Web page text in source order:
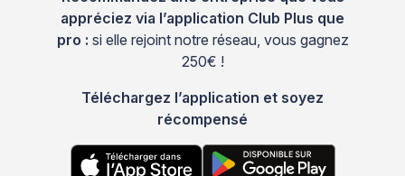
appréciez via l’application Club Plus que
pro : si elle rejoint notre réseau, vous gagnez
250€ !
Téléchargez l’application et soyez
récompensé